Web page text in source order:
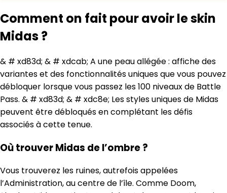
Comment on fait pour avoir le skin
Midas ?
& # xd83d; & # xdcab; A une peau allégée : affiche des
variantes et des fonctionnalités uniques que vous pouvez
débloquer lorsque vous passez les 100 niveaux de Battle
Pass. & # xd83d; & # xdc8e; Les styles uniques de Midas
peuvent être débloqués en complétant les défis
associés à cette tenue.
Où trouver Midas de l’ombre ?
Vous trouverez les ruines, autrefois appelées
l’Administration, au centre de l’île. Comme Doom,